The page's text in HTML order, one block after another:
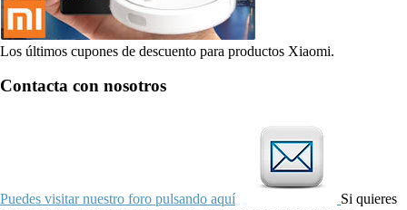
Los últimos cupones de descuento para productos Xiaomi.
Contacta con nosotros
Puedes visitar nuestro foro pulsando aquí
Si quieres